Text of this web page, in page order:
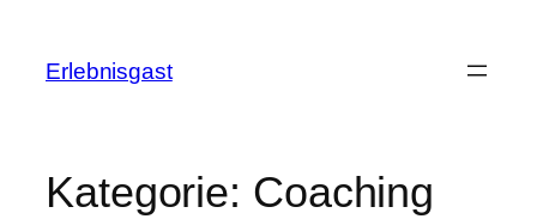
springen
Erlebnisgast
Kategorie: Coaching